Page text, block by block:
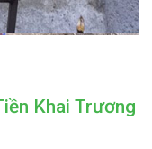
Khai Trương